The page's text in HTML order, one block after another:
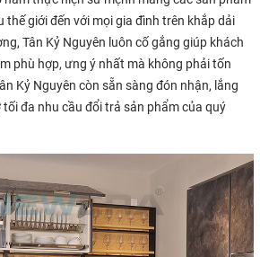
thế giới đến với mọi gia đình trên khắp dải
Tân Kỷ Nguyên luôn cố gắng giúp khách
phù hợp, ưng ý nhất mà không phải tốn
Kỷ Nguyên còn sẵn sàng đón nhận, lắng
đa nhu cầu đổi trả sản phẩm của quý